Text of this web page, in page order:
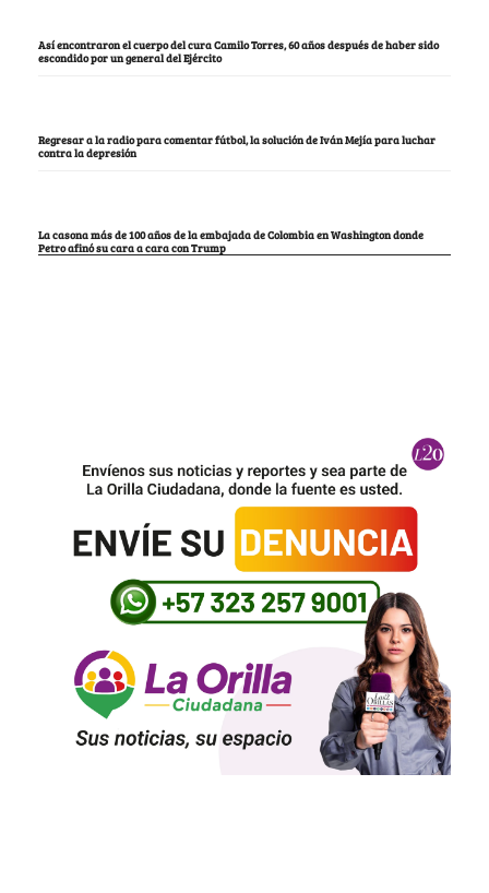
Así encontraron el cuerpo del cura Camilo Torres, 60 años después de haber sido
escondido por un general del Ejército
Regresar a la radio para comentar fútbol, la solución de Iván Mejía para luchar
contra la depresión
La casona más de 100 años de la embajada de Colombia en Washington donde
Petro afinó su cara a cara con Trump